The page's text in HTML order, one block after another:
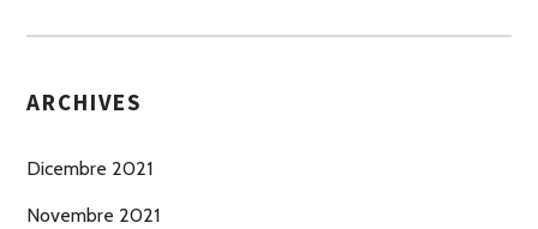
ARCHIVES
Dicembre 2021
Novembre 2021